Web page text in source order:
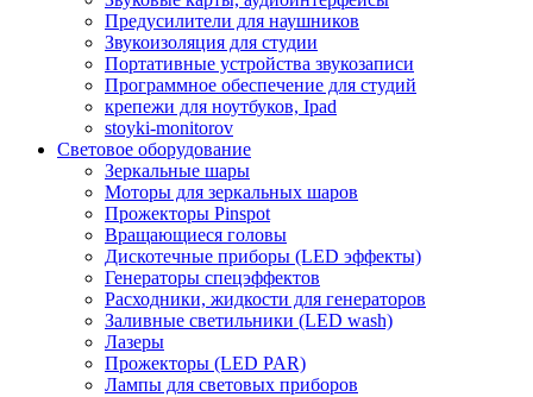
Предусилители для наушников
Звукоизоляция для студии
Портативные устройства звукозаписи
Программное обеспечение для студий
крепежи для ноутбуков, Ipad
stoyki-monitorov
Световое оборудование
Зеркальные шары
Моторы для зеркальных шаров
Прожекторы Pinspot
Вращающиеся головы
Дискотечные приборы (LED эффекты)
Генераторы спецэффектов
Расходники, жидкости для генераторов
Заливные светильники (LED wash)
Лазеры
Прожекторы (LED PAR)
Лампы для световых приборов